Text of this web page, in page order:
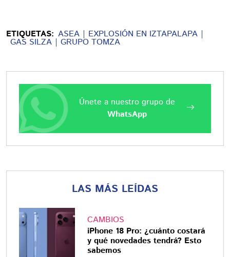
ETIQUETAS: ASEA EXPLOSIÓN EN IZTAPALAPA
GAS SILZA GRUPO TOMZA
Únete a nuestro grupo de
WhatsApp
LAS MÁS LEÍDAS
CAMBIOS
iPhone 18 Pro: ¿cuánto costará
y qué novedades tendrá? Esto
sabemos